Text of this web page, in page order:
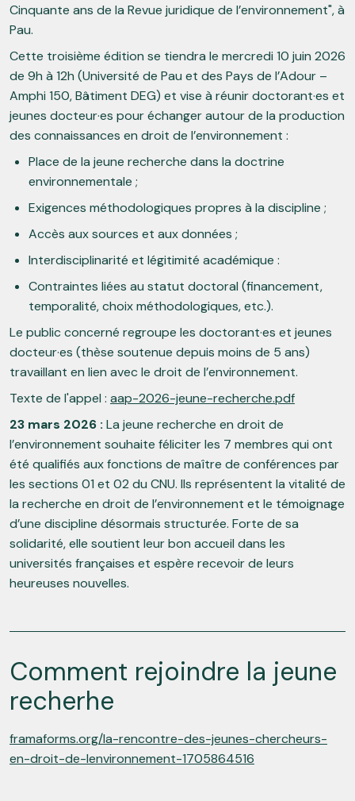
Cinquante ans de la Revue juridique de l’environnement", à
Pau.
Cette troisième édition se tiendra le mercredi 10 juin 2026
de 9h à 12h (Université de Pau et des Pays de l’Adour –
Amphi 150, Bâtiment DEG) et vise à réunir doctorant·es et
jeunes docteur·es pour échanger autour de la production
des connaissances en droit de l’environnement :
Place de la jeune recherche dans la doctrine
environnementale ;
Exigences méthodologiques propres à la discipline ;
Accès aux sources et aux données ;
Interdisciplinarité et légitimité académique :
Contraintes liées au statut doctoral (financement,
temporalité, choix méthodologiques, etc.).
Le public concerné regroupe les doctorant·es et jeunes
docteur·es (thèse soutenue depuis moins de 5 ans)
travaillant en lien avec le droit de l’environnement.
Texte de l'appel : aap-2026-jeune-recherche.pdf
23 mars 2026 : La jeune recherche en droit de
l’environnement souhaite féliciter les 7 membres qui ont
été qualifiés aux fonctions de maître de conférences par
les sections 01 et 02 du CNU. Ils représentent la vitalité de
la recherche en droit de l’environnement et le témoignage
d’une discipline désormais structurée. Forte de sa
solidarité, elle soutient leur bon accueil dans les
universités françaises et espère recevoir de leurs
heureuses nouvelles.
Comment rejoindre la jeune
recherhe
framaforms.org/la-rencontre-des-jeunes-chercheurs-
en-droit-de-lenvironnement-1705864516